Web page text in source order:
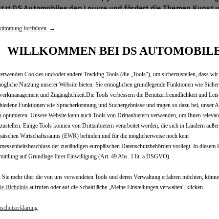
DS Automobiles den Louvre und fördert die Themen Kunst
Aktivitäten in der Kulturförderung ist DS Automobiles
Engagement wurde DS Automobiles jetzt vom Museum als
der Schriftzug „DS Automobiles“ im Napoleon-Saal
neue Fahrzeugmodelle im Umfeld des weltberühmten
Präsentationen von DS Automobiles und die
wider: die Verbindung von Historie, um die
in der Welt von DS Automobiles eine herausragende
der Pyramide mit dreißig besonderen Veranstaltungen
limitierten Sondermodelle DS 7 CROSSBACK LOUVRE
an die berühmte Pyramide des Louvre sowie Podcasts zu
Sondermodell.
Ehre zuteil, selbst Teil des weltberühmten Museums zu
Schriftzug auch visuell in Erscheinung treten zu dürfen.
verkörpert der Louvre das Beste, was Frankreich
dient sowohl als ständige Inspirationsquelle als
fortfahren →
WILLKOMMEN BEI DS
Cookies und/oder andere Tracking-Tools (die „Tools“), um sicherzustellen, dass
Nutzung unserer Website bieten. Sie ermöglichen grundlegende Funktionen wie
und Zugänglichkeit.Die Tools verbessern die Benutzerfreundlichkeit und
Funktionen wie Spracherkennung und Suchergebnisse und tragen so dazu bei, unser
optimieren. Unsere Website kann auch Tools von Drittanbietern verwenden, um Ihnen
Einige Tools können von Drittanbietern verarbeitet werden, die sich in Ländern
Wirtschaftsraums (EWR) befinden und für die möglicherweise noch kein
der zuständigen europäischen Datenschutzbehörden vorliegt. In diesem
auf Grundlage Ihrer Einwilligung (Art. 49 Abs. 1 lit. a DSGVO).
Sie mehr über die von uns verwendeten Tools und deren Verwaltung erfahren möchten,
aufrufen oder auf die Schaltfläche „Meine Einstellungen verwalten“ klicken.